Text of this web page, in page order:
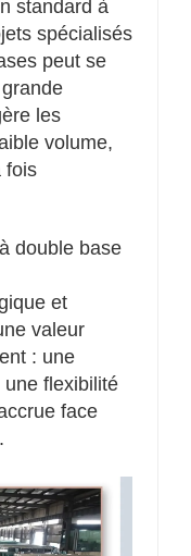
standard à
spécialisés
peut se
les
volume,
fois
double base
et
valeur
: une
flexibilité
face